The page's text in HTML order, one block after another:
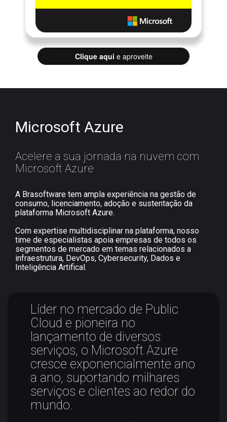
Clique aqui e aproveite
Microsoft Azure
Acelere a sua jornada na nuvem com
Microsoft Azure
A Brasoftware tem ampla experiência na gestão de
consumo, licenciamento, adoção e sustentação da
plataforma Microsoft Azure.
Com expertise multidisciplinar na plataforma, nosso
time de especialistas apoia empresas de todos os
segmentos de mercado em temas relacionados a
infraestrutura, DevOps, Cybersecurity, Dados e
Inteligência Artifical.
Líder no mercado de Public
Cloud e pioneira no
lançamento de diversos
serviços, o Microsoft Azure
cresce exponencialmente ano
a ano, suportando milhares
serviços e clientes ao redor do
mundo.